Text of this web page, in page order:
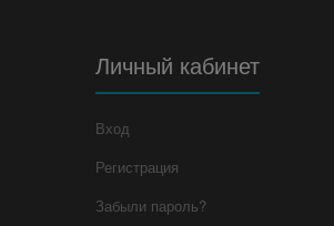
Личный кабинет
Вход
Регистрация
Забыли пароль?